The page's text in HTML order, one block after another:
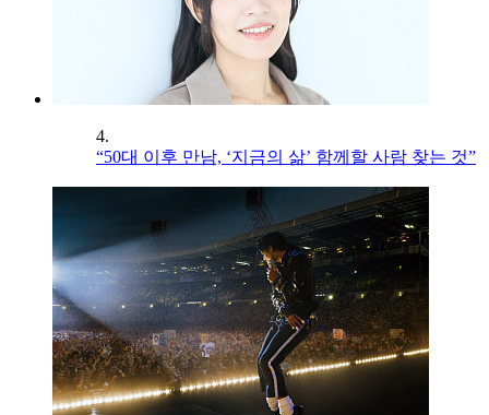
4.
“50대 이후 만남, ‘지금의 삶’ 함께할 사람 찾는 것”